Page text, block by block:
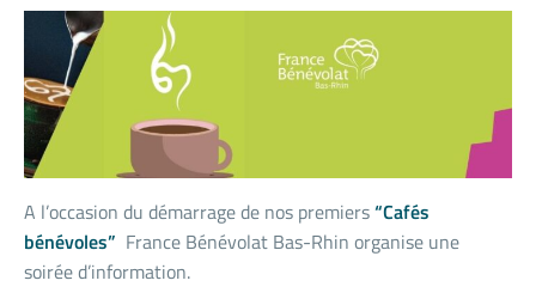
A l’occasion du démarrage de nos premiers“Cafés
bénévoles” France Bénévolat Bas-Rhin organise une
soirée d’information.